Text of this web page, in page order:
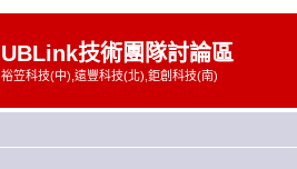
UBLink技術團隊討論區
裕笠科技(中),遠豐科技(北),鉅創科技(南)